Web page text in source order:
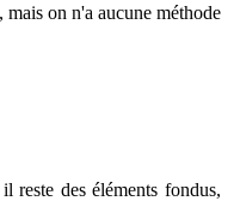
on n'a aucune méthode
des éléments fondus,